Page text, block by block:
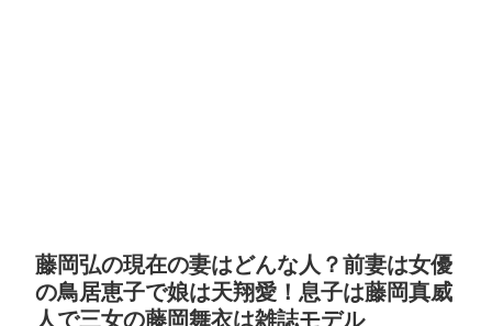
藤岡弘の現在の妻はどんな人？前妻は女優
の鳥居恵子で娘は天翔愛！息子は藤岡真威
人で三女の藤岡舞衣は雑誌モデル